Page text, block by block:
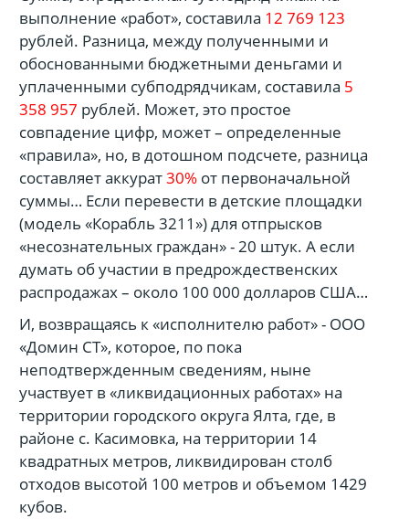
выполнение «работ», составила 12 769 123
рублей. Разница, между полученными и
обоснованными бюджетными деньгами и
уплаченными субподрядчикам, составила 5
358 957 рублей. Может, это простое
совпадение цифр, может – определенные
«правила», но, в дотошном подсчете, разница
составляет аккурат30% от первоначальной
суммы… Если перевести в детские площадки
(модель «Корабль 3211») для отпрысков
«несознательных граждан» - 20 штук. А если
думать об участии в предрождественских
распродажах – около 100 000 долларов США…
И, возвращаясь к «исполнителю работ» - ООО
«Домин СТ», которое, по пока
неподтвержденным сведениям, ныне
участвует в «ликвидационных работах» на
территории городского округа Ялта, где, в
районе с. Касимовка, на территории 14
квадратных метров, ликвидирован столб
отходов высотой 100 метров и объемом 1429
кубов.